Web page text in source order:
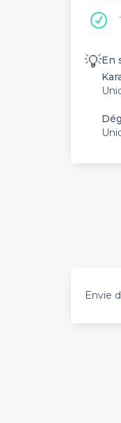
💡En
Envie